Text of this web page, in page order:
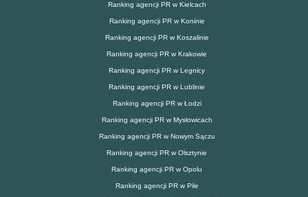
Ranking agencji PR w Kielcach
Ranking agencji PR w Koninie
Ranking agencji PR w Koszalinie
Ranking agencji PR w Krakowie
Ranking agencji PR w Legnicy
Ranking agencji PR w Lublinie
Ranking agencji PR w Łodzi
Ranking agencji PR w Mysłowicach
Ranking agencji PR w Nowym Sączu
Ranking agencji PR w Olsztynie
Ranking agencji PR w Opolu
Ranking agencji PR w Pile